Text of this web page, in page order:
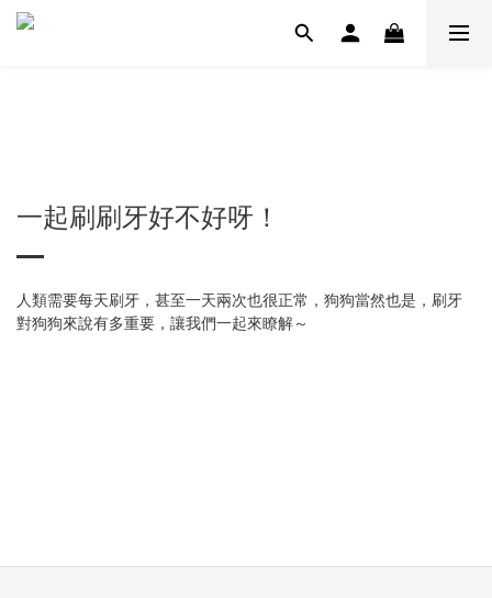
一起刷刷牙好不好呀！
人類需要每天刷牙，甚至一天兩次也很正常，狗狗當然也是，刷牙
對狗狗來說有多重要，讓我們一起來瞭解～